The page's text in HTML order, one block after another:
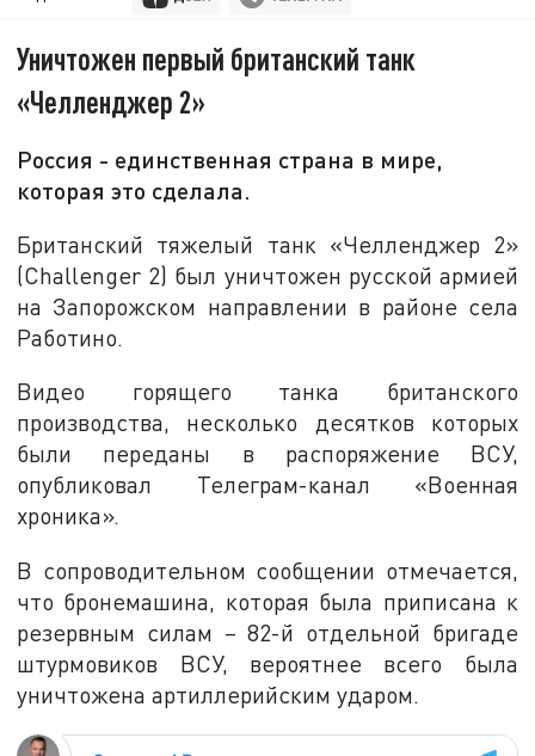
Уничтожен первый британский танк
«Челленджер 2»
Россия - единственная страна в мире,
которая это сделала.
Британский тяжелый танк «Челленджер 2»
(Challenger 2) был уничтожен русской армией
на Запорожском направлении в районе села
Работино.
Видео горящего танка британского
производства, несколько десятков которых
были переданы в распоряжение ВСУ,
опубликовал Телеграм-канал «Военная
хроника».
В сопроводительном сообщении отмечается,
что бронемашина, которая была приписана к
резервным силам – 82-й отдельной бригаде
штурмовиков ВСУ, вероятнее всего была
уничтожена артиллерийским ударом.